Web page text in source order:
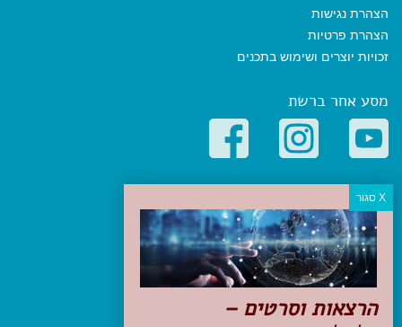
הצהרת נגישות
הצהרת פרטיות
זכויות יוצרים ושימוש בתכנים
מסע אחר ברשת
קטגוריות פופולריות
יעדים
טיולים בישראל
מלונות בוטיק בישראל
טיפים והמלצות
הכנות לנסיעה
הרצאות וסרטים –